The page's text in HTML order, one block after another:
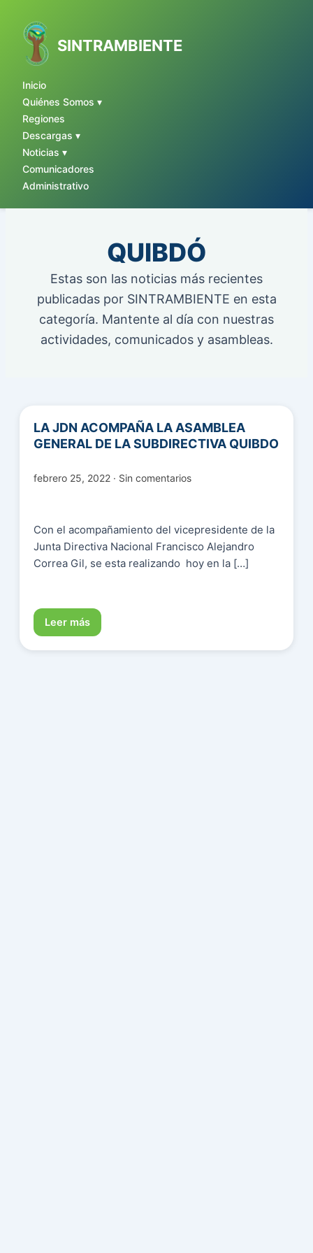
SINTRAMBIENTE
Inicio
Quiénes Somos ▾
Regiones
Descargas ▾
Noticias ▾
Comunicadores
Administrativo
contenido
QUIBDÓ
Estas son las noticias más recientes
publicadas por SINTRAMBIENTE en esta
categoría. Mantente al día con nuestras
actividades, comunicados y asambleas.
LA JDN ACOMPAÑA LA ASAMBLEA
GENERAL DE LA SUBDIRECTIVA QUIBDO
febrero 25, 2022 · Sin comentarios
Con el acompañamiento del vicepresidente de la
Junta Directiva Nacional Francisco Alejandro
Correa Gil, se esta realizando hoy en la […]
Leer más